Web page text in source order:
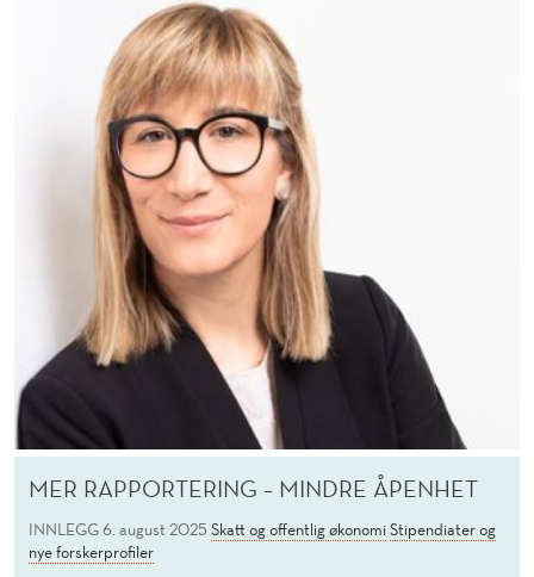
MER RAPPORTERING – MINDRE ÅPENHET
INNLEGG6. august 2025 Skatt og offentlig økonomi Stipendiater og
nye forskerprofiler